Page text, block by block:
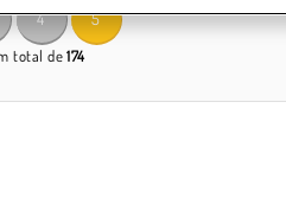
4 5
total de174